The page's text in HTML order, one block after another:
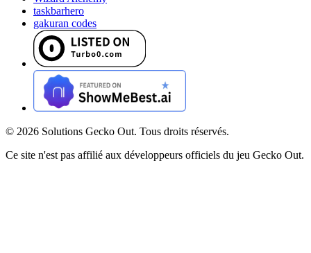
taskbarhero
gakuran codes
© 2026 Solutions Gecko Out. Tous droits réservés.
Ce site n'est pas affilié aux développeurs officiels du jeu Gecko Out.